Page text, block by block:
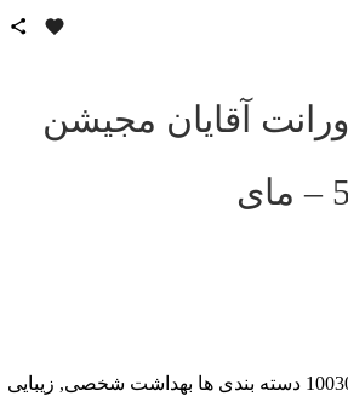
آقایان مجیشن
دسته بندی ها بهداشت شخصی, زیبایی